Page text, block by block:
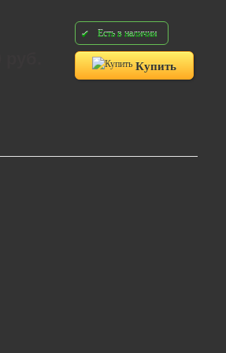
Есть в наличии
Купить